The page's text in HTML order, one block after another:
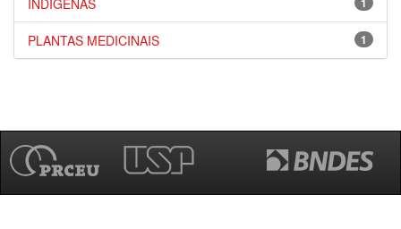
INDÍGENAS
1
PLANTAS MEDICINAIS